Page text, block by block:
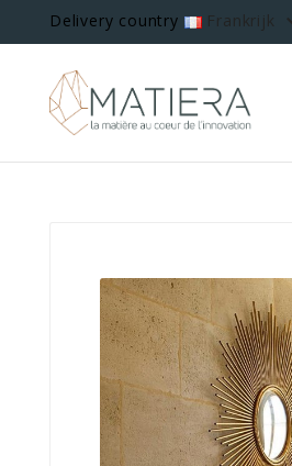
Delivery country Frankrijk